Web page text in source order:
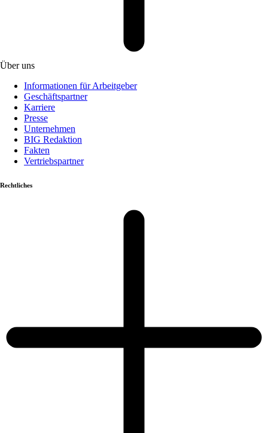
Über uns
Informationen für Arbeitgeber
Geschäftspartner
Karriere
Presse
Unternehmen
BIG Redaktion
Fakten
Vertriebspartner
Rechtliches